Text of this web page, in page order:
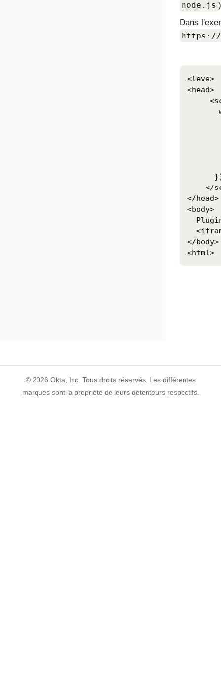
node.js
Dans
https://
<leve>
<head>
</
</head>
<body>
</body>
© 2026 Okta, Inc. Tous droits réservés. Les différentes
marques sont la propriété de leurs détenteurs respectifs.